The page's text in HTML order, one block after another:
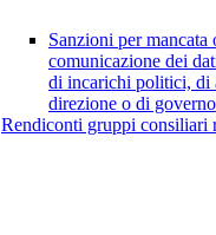
Sanzioni per mancata
comunicazione dei
di incarichi politici, di
direzione o di governo
Rendiconti gruppi consiliari